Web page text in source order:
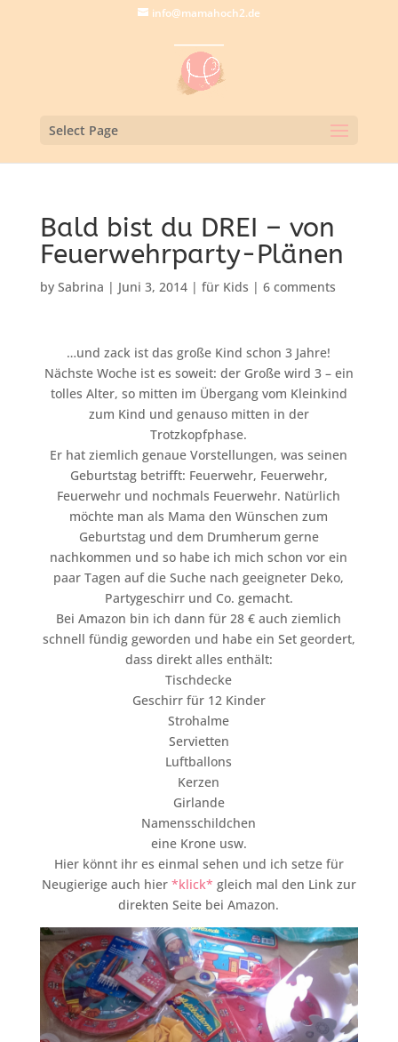
info@mamahoch2.de
Select Page
Bald bist du DREI – von
Feuerwehrparty-Plänen
by Sabrina | Juni 3, 2014| für Kids | 6 comments
…und zack ist das große Kind schon 3 Jahre!
Nächste Woche ist es soweit: der Große wird 3 – ein
tolles Alter, so mitten im Übergang vom Kleinkind
zum Kind und genauso mitten in der
Trotzkopfphase.
Er hat ziemlich genaue Vorstellungen, was seinen
Geburtstag betrifft: Feuerwehr, Feuerwehr,
Feuerwehr und nochmals Feuerwehr. Natürlich
möchte man als Mama den Wünschen zum
Geburtstag und dem Drumherum gerne
nachkommen und so habe ich mich schon vor ein
paar Tagen auf die Suche nach geeigneter Deko,
Partygeschirr und Co. gemacht.
Bei Amazon bin ich dann für 28 € auch ziemlich
schnell fündig geworden und habe ein Set geordert,
dass direkt alles enthält:
Tischdecke
Geschirr für 12 Kinder
Strohalme
Servietten
Luftballons
Kerzen
Girlande
Namensschildchen
eine Krone usw.
Hier könnt ihr es einmal sehen und ich setze für
Neugierige auch hier *klick* gleich mal den Link zur
direkten Seite bei Amazon.